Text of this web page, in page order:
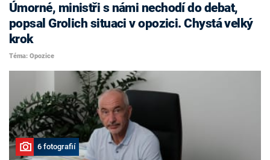
Úmorné, ministři s námi nechodí do debat,
popsal Grolich situaci v opozici. Chystá velký
krok
Téma: Opozice
6 fotografií